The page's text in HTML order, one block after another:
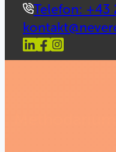
Telefon: +43